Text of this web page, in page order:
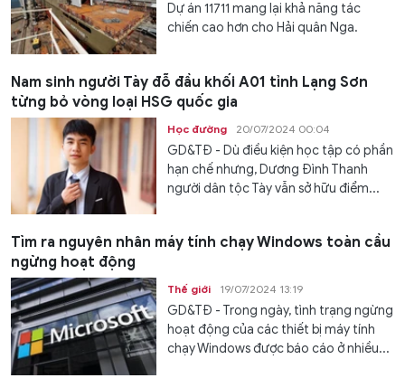
Dự án 11711 mang lại khả năng tác
chiến cao hơn cho Hải quân Nga.
Nam sinh người Tày đỗ đầu khối A01 tỉnh Lạng Sơn
từng bỏ vòng loại HSG quốc gia
Học đường 20/07/2024 00:04
GD&TĐ - Dù điều kiện học tập có phần
hạn chế nhưng, Dương Đình Thanh
người dân tộc Tày vẫn sở hữu điểm...
Tìm ra nguyên nhân máy tính chạy Windows toàn cầu
ngừng hoạt động
Thế giới 19/07/2024 13:19
GD&TĐ - Trong ngày, tình trạng ngừng
hoạt động của các thiết bị máy tính
chạy Windows được báo cáo ở nhiều...